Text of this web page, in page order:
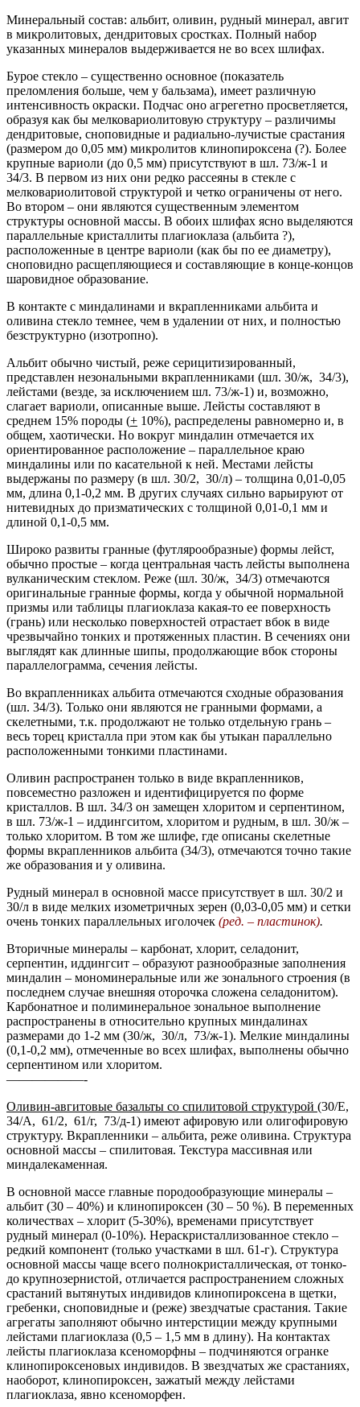
Минеральный состав: альбит, оливин, рудный минерал, авгит
в микролитовых, дендритовых сростках. Полный набор
указанных минералов выдерживается не во всех шлифах.
Бурое стекло – существенно основное (показатель
преломления больше, чем у бальзама), имеет различную
интенсивность окраски. Подчас оно агрегетно просветляется,
образуя как бы мелковариолитовую структуру – различимы
дендритовые, сноповидные и радиально-лучистые срастания
(размером до 0,05 мм) микролитов клинопироксена (?). Более
крупные вариоли (до 0,5 мм) присутствуют в шл. 73/ж-1 и
34/3. В первом из них они редко рассеяны в стекле с
мелковариолитовой структурой и четко ограничены от него.
Во втором – они являются существенным элементом
структуры основной массы. В обоих шлифах ясно выделяются
параллельные кристаллиты плагиоклаза (альбита ?),
расположенные в центре вариоли (как бы по ее диаметру),
сноповидно расщепляющиеся и составляющие в конце-концов
шаровидное образование.
В контакте с миндалинами и вкрапленниками альбита и
оливина стекло темнее, чем в удалении от них, и полностью
безструктурно (изотропно).
Альбит обычно чистый, реже серицитизированный,
представлен незональными вкрапленниками (шл. 30/ж, 34/3),
лейстами (везде, за исключением шл. 73/ж-1) и, возможно,
слагает вариоли, описанные выше. Лейсты составляют в
среднем 15% породы (+ 10%), распределены равномерно и, в
общем, хаотически. Но вокруг миндалин отмечается их
ориентированное расположение – параллельное краю
миндалины или по касательной к ней. Местами лейсты
выдержаны по размеру (в шл. 30/2, 30/л) – толщина 0,01-0,05
мм, длина 0,1-0,2 мм. В других случаях сильно варьируют от
нитевидных до призматических с толщиной 0,01-0,1 мм и
длиной 0,1-0,5 мм.
Широко развиты гранные (футлярообразные) формы лейст,
обычно простые – когда центральная часть лейсты выполнена
вулканическим стеклом. Реже (шл. 30/ж, 34/3) отмечаются
оригинальные гранные формы, когда у обычной нормальной
призмы или таблицы плагиоклаза какая-то ее поверхность
(грань) или несколько поверхностей отрастает вбок в виде
чрезвычайно тонких и протяженных пластин. В сечениях они
выглядят как длинные шипы, продолжающие вбок стороны
параллелограмма, сечения лейсты.
Во вкрапленниках альбита отмечаются сходные образования
(шл. 34/3). Только они являются не гранными формами, а
скелетными, т.к. продолжают не только отдельную грань –
весь торец кристалла при этом как бы утыкан параллельно
расположенными тонкими пластинами.
Оливин распространен только в виде вкрапленников,
повсеместно разложен и идентифицируется по форме
кристаллов. В шл. 34/3 он замещен хлоритом и серпентином,
в шл. 73/ж-1 – иддингситом, хлоритом и рудным, в шл. 30/ж –
только хлоритом. В том же шлифе, где описаны скелетные
формы вкрапленников альбита (34/3), отмечаются точно такие
же образования и у оливина.
Рудный минерал в основной массе присутствует в шл. 30/2 и
30/л в виде мелких изометричных зерен (0,03-0,05 мм) и сетки
очень тонких параллельных иголочек (ред. – пластинок).
Вторичные минералы – карбонат, хлорит, селадонит,
серпентин, иддингсит – образуют разнообразные заполнения
миндалин – мономинеральные или же зонального строения (в
последнем случае внешняя оторочка сложена селадонитом).
Карбонатное и полиминеральное зональное выполнение
распространены в относительно крупных миндалинах
размерами до 1-2 мм (30/ж, 30/л, 73/ж-1). Мелкие миндалины
(0,1-0,2 мм), отмеченные во всех шлифах, выполнены обычно
серпентином или хлоритом.
——————-
Оливин-авгитовые базальты со спилитовой структурой (30/Е,
34/А, 61/2, 61/г, 73/д-1) имеют афировую или олигофировую
структуру. Вкрапленники – альбита, реже оливина. Структура
основной массы – спилитовая. Текстура массивная или
миндалекаменная.
В основной массе главные породообразующие минералы –
альбит (30 – 40%) и клинопироксен (30 – 50 %). В переменных
количествах – хлорит (5-30%), временами присутствует
рудный минерал (0-10%). Нераскристаллизованное стекло –
редкий компонент (только участками в шл. 61-г). Структура
основной массы чаще всего полнокристаллическая, от тонко-
до крупнозернистой, отличается распространением сложных
срастаний вытянутых индивидов клинопироксена в щетки,
гребенки, сноповидные и (реже) звездчатые срастания. Такие
агрегаты заполняют обычно интерстиции между крупными
лейстами плагиоклаза (0,5 – 1,5 мм в длину). На контактах
лейсты плагиоклаза ксеноморфны – подчиняются огранке
клинопироксеновых индивидов. В звездчатых же срастаниях,
наоборот, клинопироксен, зажатый между лейстами
плагиоклаза, явно ксеноморфен.